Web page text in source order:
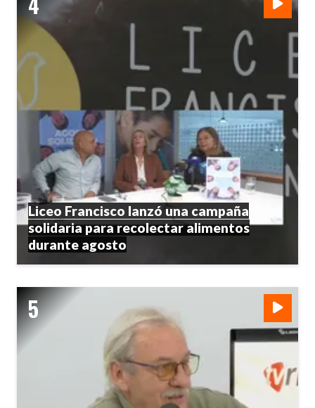
Liceo Francisco lanzó una campaña
solidaria para recolectar alimentos
durante agosto